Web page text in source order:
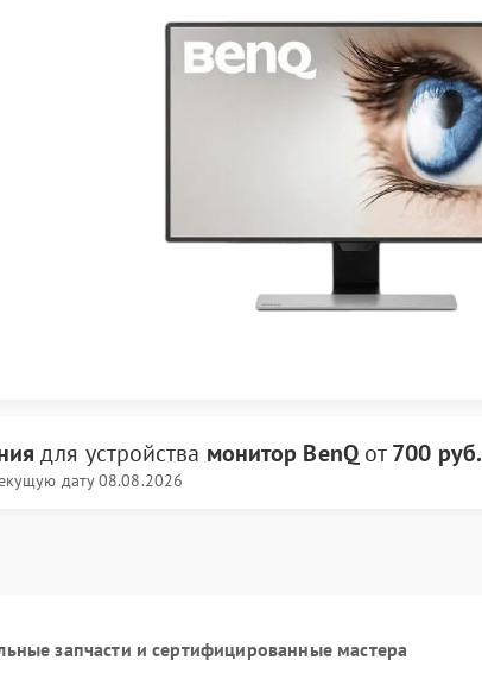
для устройства монитор BenQот700 руб.
дату 08.08.2026
запчасти и сертифицированные мастера